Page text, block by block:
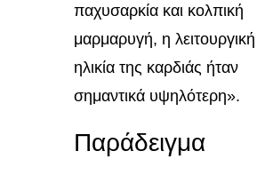
παχυσαρκία και κολπική
μαρμαρυγή, η λειτουργική
ηλικία της καρδιάς ήταν
σημαντικά υψηλότερη».
Παράδειγμα